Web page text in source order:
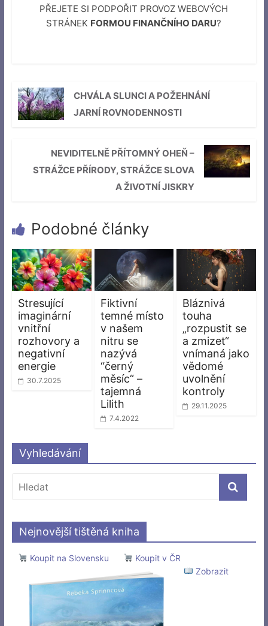
PŘEJETE SI PODPOŘIT PROVOZ WEBOVÝCH
STRÁNEK FORMOU FINANČNÍHO DARU?
CHVÁLA SLUNCI A POŽEHNÁNÍ
JARNÍ ROVNODENNOSTI
NEVIDITELNĚ PŘÍTOMNÝ OHEŇ –
STRÁŽCE PŘÍRODY, STRÁŽCE SLOVA
A ŽIVOTNÍ JISKRY
Podobné články
Stresující
imaginární
vnitřní
rozhovory a
negativní
energie
30.7.2025
Fiktivní
temné místo
v našem
nitru se
nazývá
“černý
měsíc“ –
tajemná
Lilith
7.4.2022
Bláznivá
touha
„rozpustit se
a zmizet“
vnímaná jako
vědomé
uvolnění
kontroly
29.11.2025
Vyhledávání
Nejnovější tištěná kniha
Koupit na Slovensku
Koupit v ČR
Zobrazit